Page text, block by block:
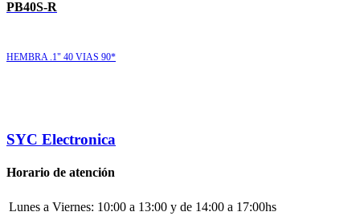
PB40S-R
HEMBRA .1" 40 VIAS 90*
SYC Electronica
Horario de atención
Lunes a Viernes: 10:00 a 13:00 y de 14:00 a 17:00hs